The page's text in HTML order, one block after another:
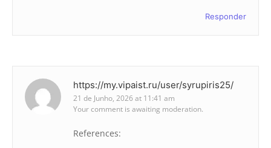
Responder
https://my.vipaist.ru/user/syrupiris25/
21 de Junho, 2026 at 11:41 am
Your comment is awaiting moderation.
References: